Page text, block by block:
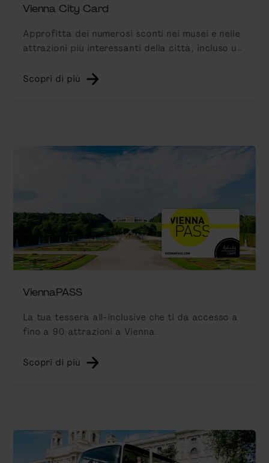
Vienna City Card
Approfitta dei numerosi sconti nei musei e nelle
attrazioni più interessanti della città, incluso un
Hop-Off.
Scopri di più
ViennaPASS
La tua tessera all-inclusive che ti dà accesso a
fino a 90 attrazioni a Vienna.
Scopri di più